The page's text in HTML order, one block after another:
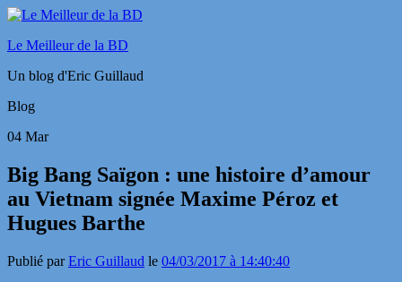
Le Meilleur de la BD
Un blog d'Eric Guillaud
Blog
04 Mar
Big Bang Saïgon : une histoire d’amour
au Vietnam signée Maxime Péroz et
Hugues Barthe
Publié parEric Guillaud le 04/03/2017 à 14:40:40